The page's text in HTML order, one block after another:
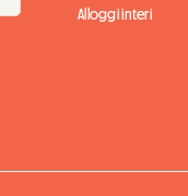
Alloggi interi